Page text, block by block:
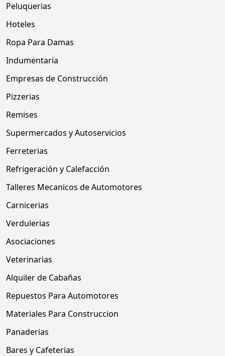
Peluquerias
Hoteles
Ropa Para Damas
Indumentaria
Empresas de Construcción
Pizzerias
Remises
Supermercados y Autoservicios
Ferreterias
Refrigeración y Calefacción
Talleres Mecanicos de Automotores
Carnicerias
Verdulerias
Asociaciones
Veterinarias
Alquiler de Cabañas
Repuestos Para Automotores
Materiales Para Construccion
Panaderias
Bares y Cafeterias